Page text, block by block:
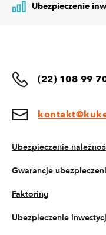
Ubezpieczenie
(22) 108 99
Ubezpieczenie
Gwarancje
Faktoring
Ubezpieczenie